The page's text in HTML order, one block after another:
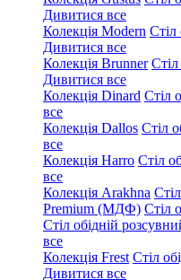
Дивитися все
Колекція Modern Стіл
Дивитися все
Колекція Brunner
Дивитися все
Колекція Dinard Стіл
все
Колекція Dallos Стіл
все
Колекція Harro Стіл
все
Колекція Arakhna
Premium (МДФ) Стіл
Стіл обідній
все
Колекція Frest Стіл
Дивитися все